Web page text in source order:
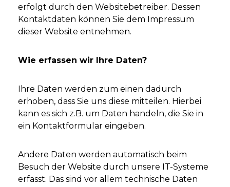
erfolgt durch den Websitebetreiber. Dessen
Kontaktdaten können Sie dem Impressum
dieser Website entnehmen.
Wie erfassen wir Ihre Daten?
Ihre Daten werden zum einen dadurch
erhoben, dass Sie uns diese mitteilen. Hierbei
kann es sich z.B. um Daten handeln, die Sie in
ein Kontaktformular eingeben.
Andere Daten werden automatisch beim
Besuch der Website durch unsere IT-Systeme
erfasst. Das sind vor allem technische Daten